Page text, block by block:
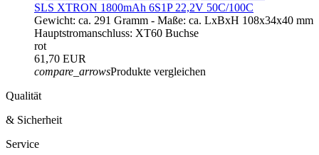
SLS XTRON 1800mAh 6S1P 22,2V 50C/100C
Gewicht: ca. 291 Gramm - Maße: ca. LxBxH 108x34x40 mm
Hauptstromanschluss: XT60 Buchse
rot
61,70 EUR
compare_arrowsProdukte vergleichen
Qualität
& Sicherheit
Service